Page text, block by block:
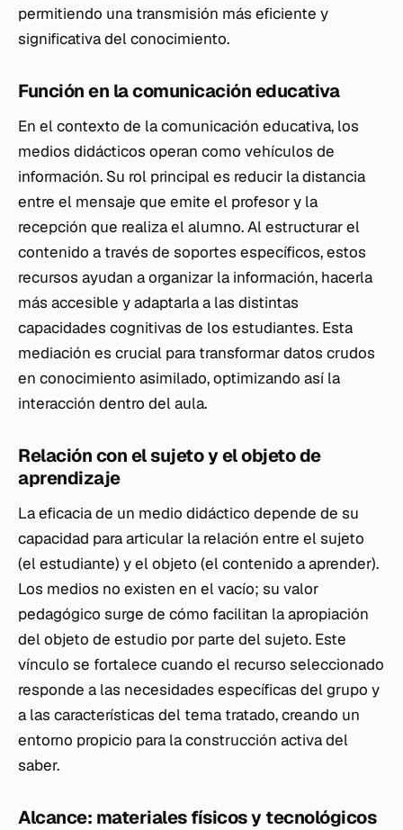
permitiendo una transmisión más eficiente y
significativa del conocimiento.
Función en la comunicación educativa
En el contexto de la comunicación educativa, los
medios didácticos operan como vehículos de
información. Su rol principal es reducir la distancia
entre el mensaje que emite el profesor y la
recepción que realiza el alumno. Al estructurar el
contenido a través de soportes específicos, estos
recursos ayudan a organizar la información, hacerla
más accesible y adaptarla a las distintas
capacidades cognitivas de los estudiantes. Esta
mediación es crucial para transformar datos crudos
en conocimiento asimilado, optimizando así la
interacción dentro del aula.
Relación con el sujeto y el objeto de
aprendizaje
La eficacia de un medio didáctico depende de su
capacidad para articular la relación entre el sujeto
(el estudiante) y el objeto (el contenido a aprender).
Los medios no existen en el vacío; su valor
pedagógico surge de cómo facilitan la apropiación
del objeto de estudio por parte del sujeto. Este
vínculo se fortalece cuando el recurso seleccionado
responde a las necesidades específicas del grupo y
a las características del tema tratado, creando un
entorno propicio para la construcción activa del
saber.
Alcance: materiales físicos y tecnológicos